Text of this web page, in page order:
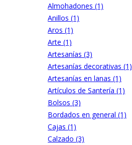
Almohadones (1)
Anillos (1)
Aros (1)
Arte (1)
Artesanías (3)
Artesanías decorativas (1)
Artesanías en lanas (1)
Artículos de Santería (1)
Bolsos (3)
Bordados en general (1)
Cajas (1)
Calzado (3)